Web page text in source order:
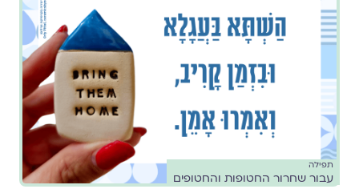
תפילה
עבור שחרור החטופות והחטופים